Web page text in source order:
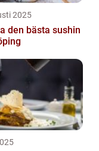
2025
den bästa sushin